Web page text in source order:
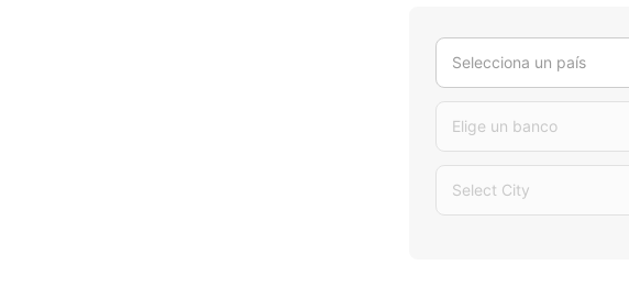
Selecciona un país
Elige un banco
Select City